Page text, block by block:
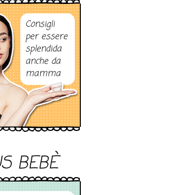
Consigli
per essere
splendida
anche da
mamma
BEBÈ